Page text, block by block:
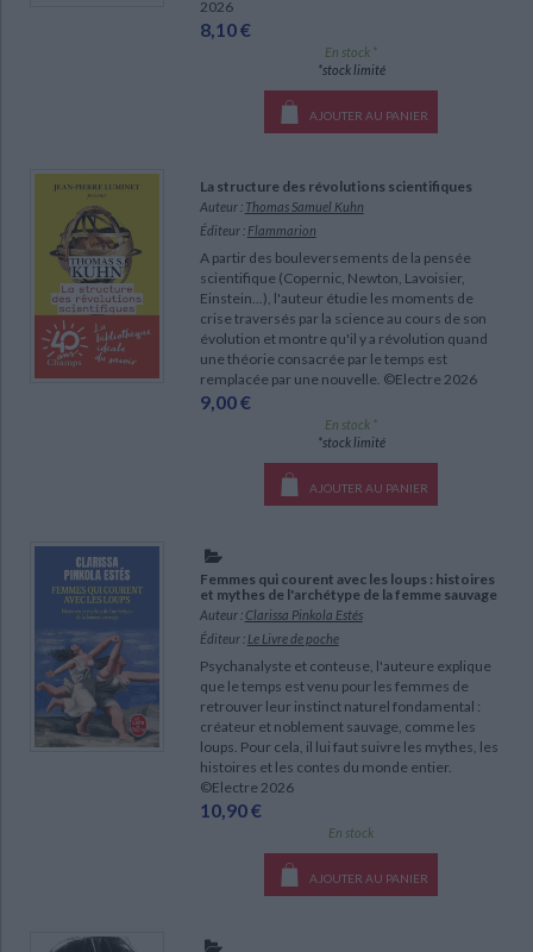
2026
8,10 €
En stock *
*stock limité
AJOUTER AU PANIER
La structure des révolutions scientifiques
Auteur : Thomas Samuel Kuhn
Éditeur : Flammarion
A partir des bouleversements de la pensée
scientifique (Copernic, Newton, Lavoisier,
Einstein...), l'auteur étudie les moments de
crise traversés par la science au cours de son
évolution et montre qu'il y a révolution quand
une théorie consacrée par le temps est
remplacée par une nouvelle. ©Electre 2026
9,00 €
En stock *
*stock limité
AJOUTER AU PANIER
Femmes qui courent avec les loups : histoires
et mythes de l'archétype de la femme sauvage
Auteur : Clarissa Pinkola Estés
Éditeur : Le Livre de poche
Psychanalyste et conteuse, l'auteure explique
que le temps est venu pour les femmes de
retrouver leur instinct naturel fondamental :
créateur et noblement sauvage, comme les
loups. Pour cela, il lui faut suivre les mythes, les
histoires et les contes du monde entier.
©Electre 2026
10,90 €
En stock
AJOUTER AU PANIER